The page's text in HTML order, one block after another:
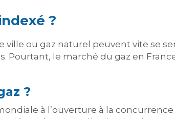
?
ville ou gaz naturel peuvent vite se
le marché du gaz en
?
à l’ouverture à la